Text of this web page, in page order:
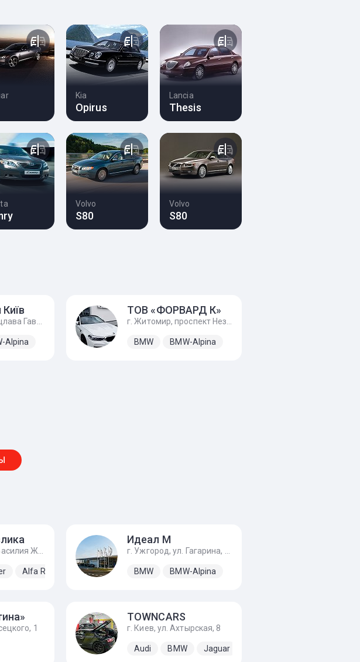
Kia
Opirus
Lancia
Thesis
Volvo
S80
Volvo
S80
Alpina
ТОВ «ФОРВАРД К»
BMW BMW-Alpina
Tesla Volkswagen
Alfa Romeo Alpine AMC Austin BMW
Идеал М
BMW BMW-Alpina
Toyota Volkswagen
1
TOWNCARS
г. Киев, ул. Ахтырская, 8
Audi BMW Jaguar